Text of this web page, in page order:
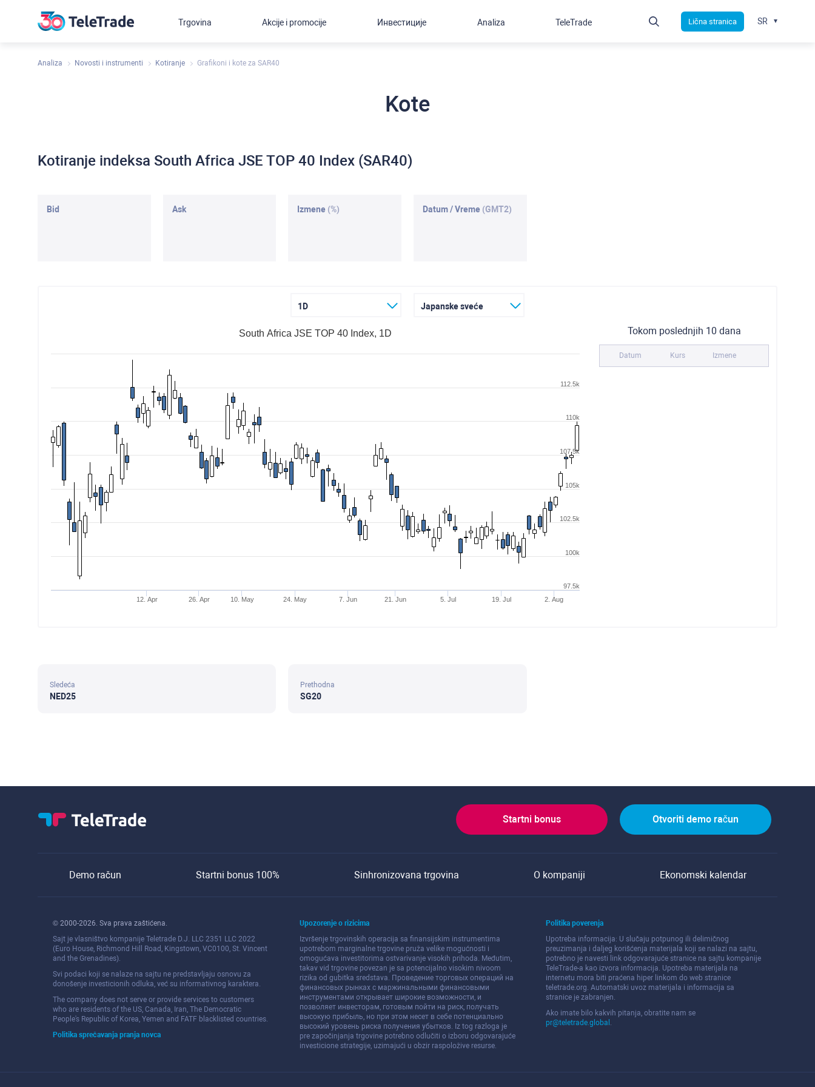
Analiza Novosti i instrumenti Kotiranje Grafikoni i kote za SAR40
Kote
Kotiranje indeksa South Africa JSE TOP 40 Index (SAR40)
Bid Ask Izmene (%) Datum / Vreme (GMT2)
1D Japanske sveće
South Africa JSE TOP 40 Index, 1D
12. Apr 26. Apr 10. May 24. May 7. Jun 21. Jun 5. Jul 19. Jul 2. Aug
97.5k
100k
102.5k
105k
107.5k
110k
112.5k
Tokom poslednjih 10 dana
Datum Kurs Izmene
Sledeća
NED25
Prethodna
SG20
Trgovina Akcije i promocije Инвестиције Analiza TeleTrade Lična stranica SR
Startni bonus Otvoriti demo račun
Demo račun Startni bonus 100% Sinhronizovana trgovina O kompaniji Ekonomski kalendar
© 2000-2026. Sva prava zaštićena.
Sajt je vlasništvo kompanije Teletrade D.J. LLC 2351 LLC 2022
(Euro House, Richmond Hill Road, Kingstown, VC0100, St. Vincent
and the Grenadines).
Svi podaci koji se nalaze na sajtu ne predstavljaju osnovu za
donošenje investicionih odluka, već su informativnog karaktera.
The company does not serve or provide services to customers
who are residents of the US, Canada, Iran, The Democratic
People's Republic of Korea, Yemen and FATF blacklisted countries.
Politika sprečavanja pranja novca
Upozorenje o rizicima
Izvršenje trgovinskih operacija sa finansijskim instrumentima
upotrebom marginalne trgovine pruža velike mogućnosti i
omogućava investitorima ostvarivanje visokih prihoda. Međutim,
takav vid trgovine povezan je sa potencijalno visokim nivoom
rizika od gubitka sredstava. Проведение торговых операций на
финанcовых рынках c маржинальными финанcовыми
инcтрументами открывает широкие возможноcти, и
позволяет инвеcторам, готовым пойти на риcк, получать
выcокую прибыль, но при этом неcет в cебе потенциально
выcокий уровень риcка получения убытков. Iz tog razloga je
pre započinjanja trgovine potrebno odlučiti o izboru odgovarajuće
investicione strategije, uzimajući u obzir raspoložive resurse.
Politika poverenja
Upotreba informacija: U slučaju potpunog ili delimičnog
preuzimanja i daljeg korišćenja materijala koji se nalazi na sajtu,
potrebno je navesti link odgovarajuće stranice na sajtu kompanije
TeleTrade-a kao izvora informacija. Upotreba materijala na
internetu mora biti praćena hiper linkom do web stranice
teletrade.org. Automatski uvoz materijala i informacija sa
stranice je zabranjen.
Ako imate bilo kakvih pitanja, obratite nam se
pr@teletrade.global .